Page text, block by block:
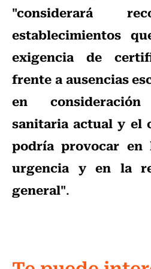
"considerará
establecimientos
exigencia de
frente a ausencias
en
sanitaria actual y el
podría provocar en
urgencia y en la
general".